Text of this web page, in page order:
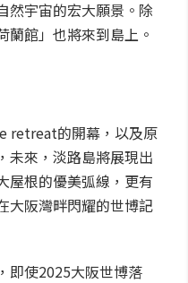
然宇宙的宏大願景。除
蘭館」也將來到島上。
retreat的開幕，以及原
未來，淡路島將展現出
屋根的優美弧線，更有
大阪灣畔閃耀的世博記
即使2025大阪世博落